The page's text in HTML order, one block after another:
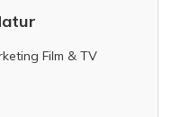
Film & TV